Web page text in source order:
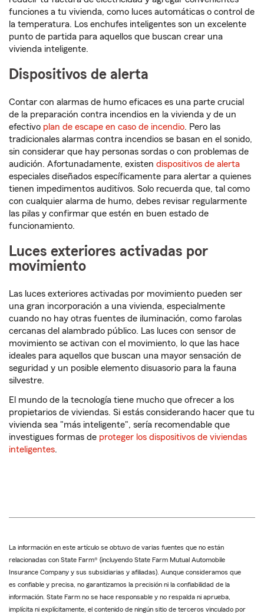
funciones a tu vivienda, como luces automáticas o control de
la temperatura. Los enchufes inteligentes son un excelente
punto de partida para aquellos que buscan crear una
vivienda inteligente.
Dispositivos de alerta
Contar con alarmas de humo eficaces es una parte crucial
de la preparación contra incendios en la vivienda y de un
efectivo plan de escape en caso de incendio. Pero las
tradicionales alarmas contra incendios se basan en el sonido,
sin considerar que hay personas sordas o con problemas de
audición. Afortunadamente, existen dispositivos de alerta
especiales diseñados específicamente para alertar a quienes
tienen impedimentos auditivos. Solo recuerda que, tal como
con cualquier alarma de humo, debes revisar regularmente
las pilas y confirmar que estén en buen estado de
funcionamiento.
Luces exteriores activadas por
movimiento
Las luces exteriores activadas por movimiento pueden ser
una gran incorporación a una vivienda, especialmente
cuando no hay otras fuentes de iluminación, como farolas
cercanas del alambrado público. Las luces con sensor de
movimiento se activan con el movimiento, lo que las hace
ideales para aquellos que buscan una mayor sensación de
seguridad y un posible elemento disuasorio para la fauna
silvestre.
El mundo de la tecnología tiene mucho que ofrecer a los
propietarios de viviendas. Si estás considerando hacer que tu
vivienda sea "más inteligente", sería recomendable que
investigues formas de proteger los dispositivos de viviendas
inteligentes.
La información en este artículo se obtuvo de varias fuentes que no están
relacionadas con State Farm® (incluyendo State Farm Mutual Automobile
Insurance Company y sus subsidiarias y afiliadas). Aunque consideramos que
es confiable y precisa, no garantizamos la precisión ni la confiabilidad de la
información. State Farm no se hace responsable y no respalda ni aprueba,
implícita ni explícitamente, el contenido de ningún sitio de terceros vinculado por